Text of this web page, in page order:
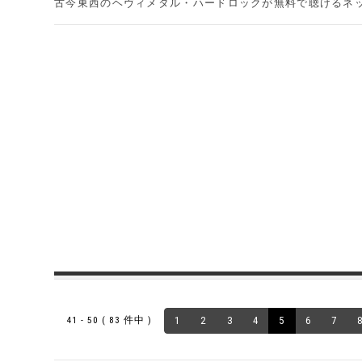
古今東西のヘヴィメタル・ハードロックが無料で聴けるネ
41 - 50 ( 83 件中 ) 1 2 3 4 5 6 7 8